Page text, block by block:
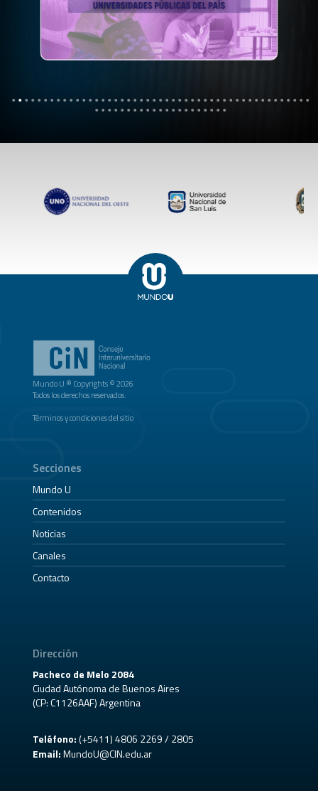
Mundo U ® Copyrights © 2026
Todos los derechos reservados.
Términos y condiciones del sitio
Secciones
Mundo U
Contenidos
Noticias
Canales
Contacto
Dirección
Pacheco de Melo 2084
Ciudad Autónoma de Buenos Aires
(CP: C1126AAF) Argentina
Teléfono:(+5411) 4806 2269 / 2805
Email: MundoU@CIN.edu.ar